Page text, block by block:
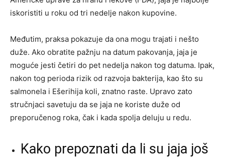
iskoristiti u roku od tri nedelje nakon kupovine.
Međutim, praksa pokazuje da ona mogu trajati i nešto
duže. Ako obratite pažnju na datum pakovanja, jaja je
moguće jesti četiri do pet nedelja nakon tog datuma. Ipak,
nakon tog perioda rizik od razvoja bakterija, kao što su
salmonela i Ešerihija koli, znatno raste. Upravo zato
stručnjaci savetuju da se jaja ne koriste duže od
preporučenog roka, čak i kada spolja deluju u redu.
Kako prepoznati da li su jaja još